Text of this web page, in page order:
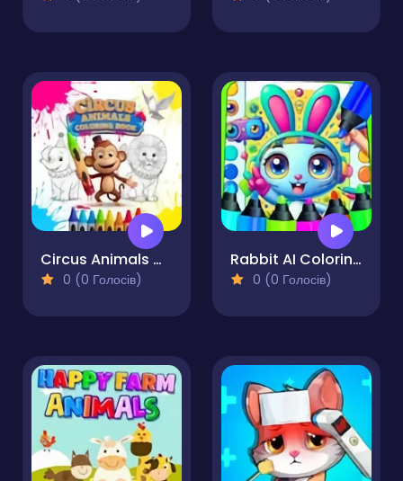
Circus Animals Coloring Book
0 (0 Голосів)
Rabbit AI Coloring Pages fun
0 (0 Голосів)